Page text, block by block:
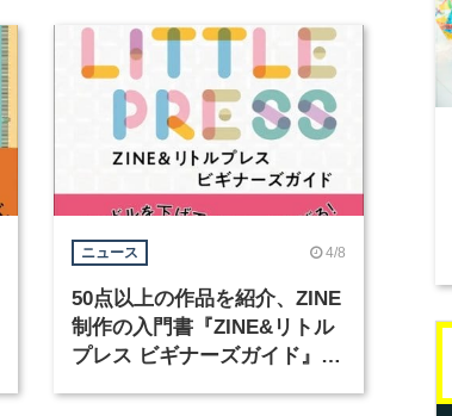
ニュース 4/8
50点以上の作品を紹介、ZINE
制作の入門書『ZINE&リトル
プレス ビギナーズガイド』が